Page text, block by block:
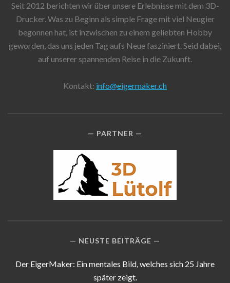
Seit 2012 berichten wir über unsere Erlebnisse mit dem 3D-
Drucker. Was zu Beginn als simple Frage mit viel Neugier
begonnen hat, ist inzwischen zu einem geliebten Hobby
geworden, das uns jeden Tag aufs Neue fasziniert. Seid dabei,
auf unserer spannenden Reise in die Zukunft.
Kontakt: info@eigermaker.ch
PARTNER
NEUSTE BEITRÄGE
Der EigerMaker: Ein mentales Bild, welches sich 25 Jahre
später zeigt.